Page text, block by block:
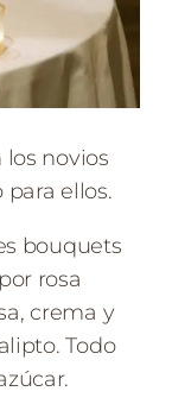
novios
ellos.
bouquets
rosa
crema y
Todo